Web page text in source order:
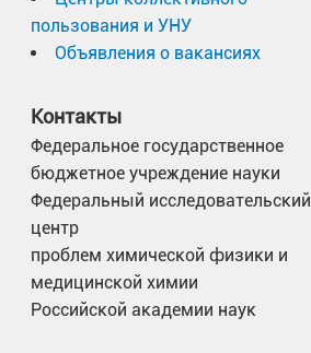
пользования и УНУ
Объявления о вакансиях
Контакты
Федеральное государственное
бюджетное учреждение науки
Федеральный исследовательский
центр
проблем химической физики и
медицинской химии
Российской академии наук